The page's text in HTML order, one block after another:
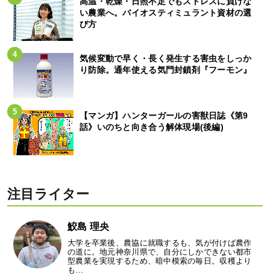
い農業へ。バイオスティミュラント資材の選
び方
気候変動で早く・長く発生する害虫をしっか
り防除。通年使える気門封鎖剤『フーモン』
【マンガ】ハンターガールの害獣日誌《第9
話》いのちと向き合う解体現場(後編)
注目ライター
鮫島 理央
大学を卒業後、農協に就職するも、気が付けば農作
の道に。地元神奈川県で、自分にしかできない都市
型農業を実現するため、暗中模索の毎日。収穫より
も…